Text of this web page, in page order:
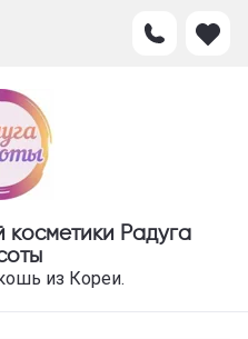
косметики Радуга
из Кореи.